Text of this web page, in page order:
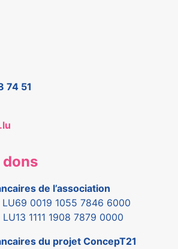
74 51
dons
de l’association
LU69 0019 1055 7846 6000
1111 1908 7879 0000
du projet ConcepT21